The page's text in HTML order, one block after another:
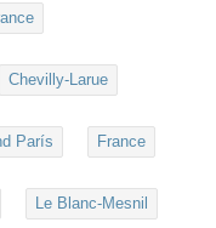
Chevilly-Larue
París France
Le Blanc-Mesnil